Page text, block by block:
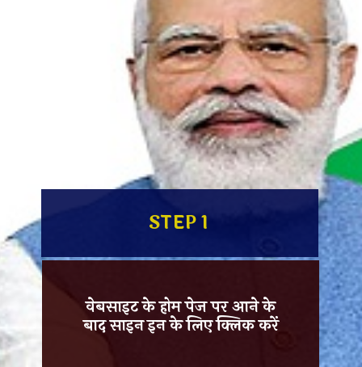
STEP 1
वेबसाइट के होम पेज पर आने के
बाद साइन इन के लिए क्लिक करें